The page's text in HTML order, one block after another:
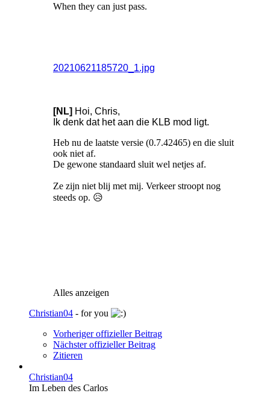
When they can just pass.
20210621185720_1.jpg
[NL] Hoi, Chris,
Ik denk dat het aan die KLB mod ligt.
Heb nu de laatste versie (0.7.42465) en die sluit
ook niet af.
De gewone standaard sluit wel netjes af.
Ze zijn niet blij met mij. Verkeer stroopt nog
steeds op. 😥
Alles anzeigen
Christian04 - for you
Vorheriger offizieller Beitrag
Nächster offizieller Beitrag
Zitieren
Christian04
Im Leben des Carlos